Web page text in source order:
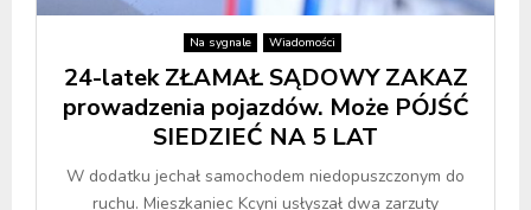
Na sygnale Wiadomości
24-latek ZŁAMAŁ SĄDOWY ZAKAZ
prowadzenia pojazdów. Może PÓJŚĆ
SIEDZIEĆ NA 5 LAT
W dodatku jechał samochodem niedopuszczonym do
ruchu. Mieszkaniec Kcyni usłyszał dwa zarzuty